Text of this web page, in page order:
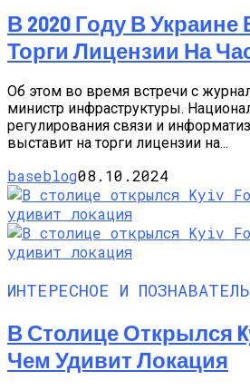
В 2020 Году В
Торги Лицензии На
Об этом во время встречи с
министр инфраструктуры.
регулирования связи и
выставит на торги лицензии на...
baseblog08.10.2024
ИНТЕРЕСНОЕ И
В Столице Открылся
Чем Удивит Локация